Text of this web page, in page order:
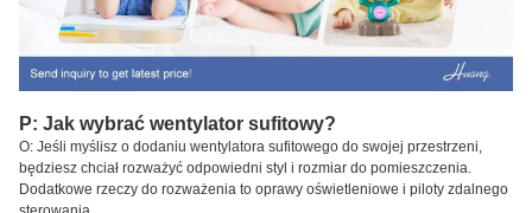
P: Jak wybrać wentylator sufitowy?
O: Jeśli myślisz o dodaniu wentylatora sufitowego do swojej przestrzeni,
będziesz chciał rozważyć odpowiedni styl i rozmiar do pomieszczenia.
Dodatkowe rzeczy do rozważenia to oprawy oświetleniowe i piloty zdalnego